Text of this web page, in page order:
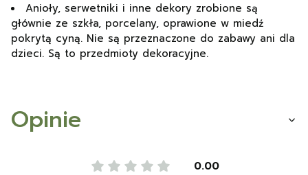
Anioły, serwetniki i inne dekory zrobione są
głównie ze szkła, porcelany, oprawione w miedź
pokrytą cyną. Nie są przeznaczone do zabawy ani dla
dzieci. Są to przedmioty dekoracyjne.
Opinie
0.00